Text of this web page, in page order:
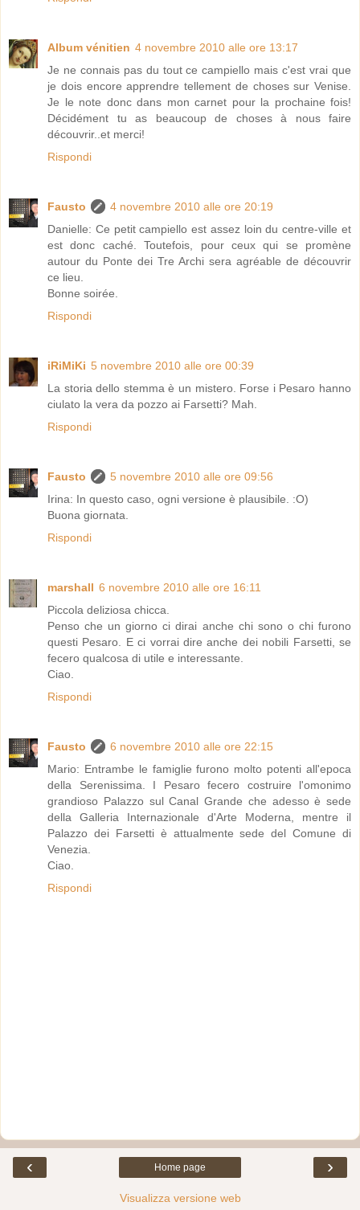
Album vénitien 4 novembre 2010 alle ore 13:17
Je ne connais pas du tout ce campiello mais c'est vrai que
je dois encore apprendre tellement de choses sur Venise.
Je le note donc dans mon carnet pour la prochaine fois!
Décidément tu as beaucoup de choses à nous faire
découvrir..et merci!
Rispondi
Fausto
4 novembre 2010 alle ore 20:19
Danielle: Ce petit campiello est assez loin du centre-ville et
est donc caché. Toutefois, pour ceux qui se promène
autour du Ponte dei Tre Archi sera agréable de découvrir
ce lieu.
Bonne soirée.
Rispondi
iRiMiKi 5 novembre 2010 alle ore 00:39
La storia dello stemma è un mistero. Forse i Pesaro hanno
ciulato la vera da pozzo ai Farsetti? Mah.
Rispondi
Fausto
5 novembre 2010 alle ore 09:56
Irina: In questo caso, ogni versione è plausibile. :O)
Buona giornata.
Rispondi
marshall 6 novembre 2010 alle ore 16:11
Piccola deliziosa chicca.
Penso che un giorno ci dirai anche chi sono o chi furono
questi Pesaro. E ci vorrai dire anche dei nobili Farsetti, se
fecero qualcosa di utile e interessante.
Ciao.
Rispondi
Fausto
6 novembre 2010 alle ore 22:15
Mario: Entrambe le famiglie furono molto potenti all'epoca
della Serenissima. I Pesaro fecero costruire l'omonimo
grandioso Palazzo sul Canal Grande che adesso è sede
della Galleria Internazionale d'Arte Moderna, mentre il
Palazzo dei Farsetti è attualmente sede del Comune di
Venezia.
Ciao.
Rispondi
‹ ›
Home page
Visualizza versione web